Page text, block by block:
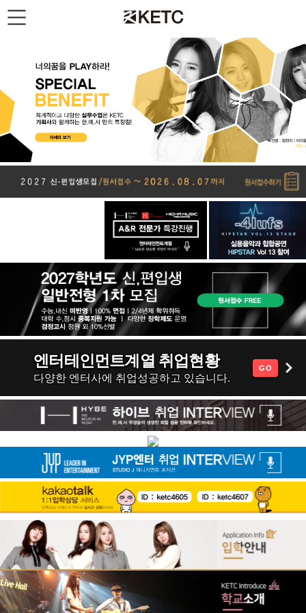
엔터테인먼트계열 취업현황
다양한 엔터사에 취업성공하고 있습니다.
GO